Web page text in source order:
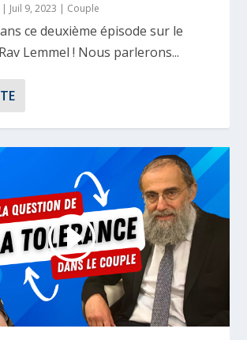
| Juil 9, 2023 | Couple
ce deuxième épisode sur le
Lemmel ! Nous parlerons...